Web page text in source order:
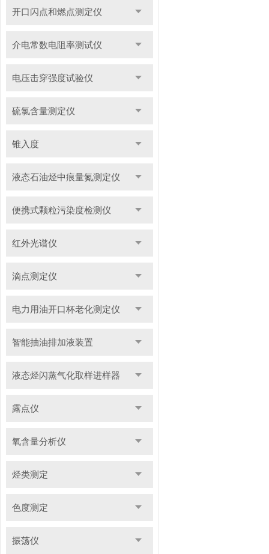
开口闪点和燃点测定仪
介电常数电阻率测试仪
电压击穿强度试验仪
硫氯含量测定仪
锥入度
液态石油烃中痕量氮测定仪
便携式颗粒污染度检测仪
红外光谱仪
滴点测定仪
电力用油开口杯老化测定仪
智能抽油排加液装置
液态烃闪蒸气化取样进样器
露点仪
氧含量分析仪
烃类测定
色度测定
振荡仪